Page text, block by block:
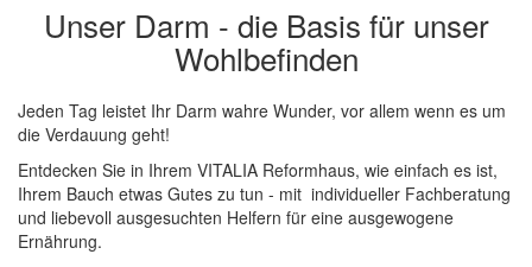
Quickview
Unser Darm - die Basis für unser
Wohlbefinden
Jeden Tag leistet Ihr Darm wahre Wunder, vor allem wenn es um
die Verdauung geht!
Entdecken Sie in Ihrem VITALIA Reformhaus, wie einfach es ist,
Ihrem Bauch etwas Gutes zu tun - mit individueller Fachberatung
und liebevoll ausgesuchten Helfern für eine ausgewogene
Ernährung.